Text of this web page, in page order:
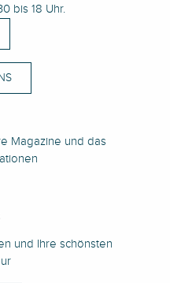
bis 18 Uhr.
Magazine und das
und Ihre schönsten